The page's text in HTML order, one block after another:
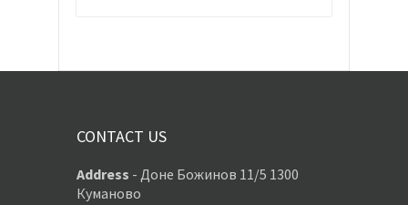
CONTACT US
Address - Доне Божинов 11/5 1300
Куманово